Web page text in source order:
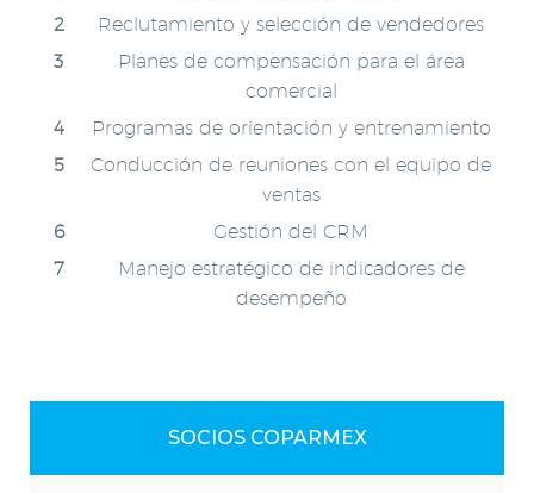
Reclutamiento y selección de vendedores
Planes de compensación para el área
comercial
Programas de orientación y entrenamiento
Conducción de reuniones con el equipo de
ventas
Gestión del CRM
Manejo estratégico de indicadores de
desempeño
SOCIOS COPARMEX